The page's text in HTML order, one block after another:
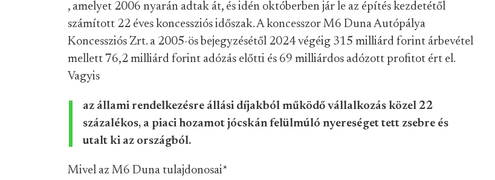
, amelyet 2006 nyarán adtak át, és idén októberben jár le az építés kezdetétől
számított 22 éves koncessziós időszak. A koncesszor M6 Duna Autópálya
Koncessziós Zrt. a 2005-ös bejegyzésétől 2024 végéig 315 milliárd forint árbevétel
mellett 76,2 milliárd forint adózás előtti és 69 milliárdos adózott profitot ért el.
Vagyis
az állami rendelkezésre állási díjakból működő vállalkozás közel 22
százalékos, a piaci hozamot jócskán felülmúló nyereséget tett zsebre és
utalt ki az országból.
Mivel az M6 Duna tulajdonosai*